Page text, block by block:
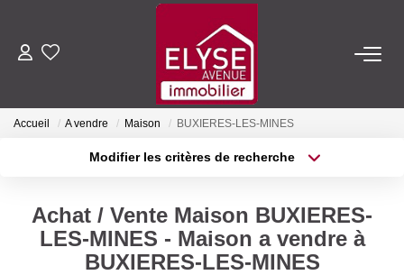
ACHETER
FAIRE GÉRER
Accueil A vendre Maison BUXIERES-LES-MINES
Modifier les critères de recherche
Sélectionnez...
Type de bien
Achat / Vente Maison BUXIERES-
LES-MINES - Maison a vendre à
BUXIERES-LES-MINES